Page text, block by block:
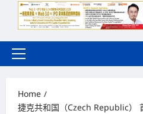
Primary
Home
捷克共和国（Czech Republic）